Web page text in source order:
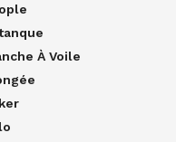
À Voile